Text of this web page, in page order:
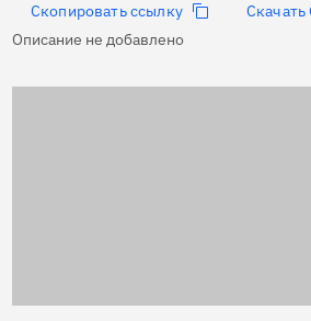
Скопировать ссылку
Скачать
Описание не добавлено